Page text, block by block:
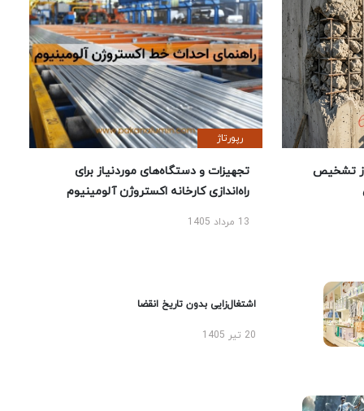
تشخیص
رپورتاژ
تجهیزات و دستگاه‌های موردنیاز برای
راه‌اندازی کارخانه اکستروژن آلومینیوم
13 مرداد 1405
اشتغال‌زایی بدون تاریخ انقضا
20 تیر 1405